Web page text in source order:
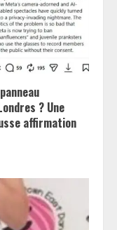
? Une
affirmation